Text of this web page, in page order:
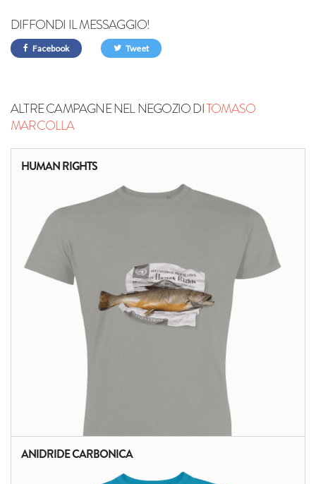
DIFFONDI IL MESSAGGIO!
Facebook Tweet
ALTRE CAMPAGNE NEL NEGOZIO DITOMASO
MARCOLLA
HUMAN RIGHTS
ANIDRIDE CARBONICA